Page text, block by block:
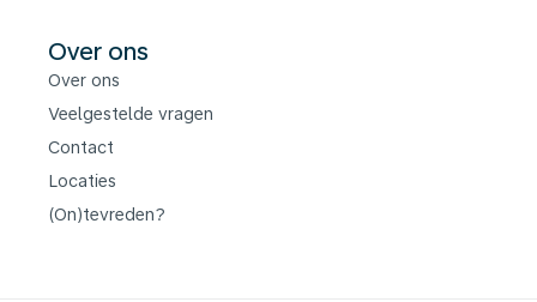
Over ons
Over ons
Veelgestelde vragen
Contact
Locaties
(On)tevreden?